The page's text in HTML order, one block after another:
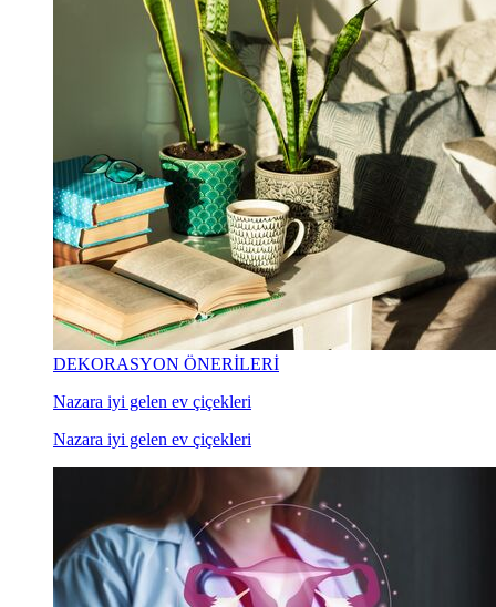
DEKORASYON ÖNERİLERİ
Nazara iyi gelen ev çiçekleri
Nazara iyi gelen ev çiçekleri